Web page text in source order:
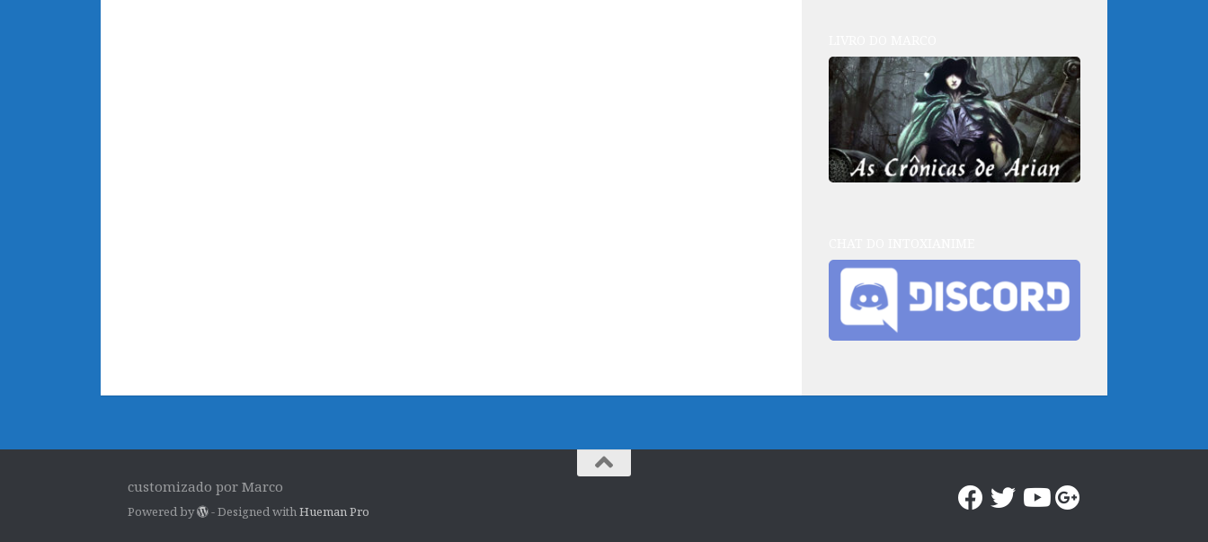
customizado por Marco
Powered by - Designed withHueman Pro